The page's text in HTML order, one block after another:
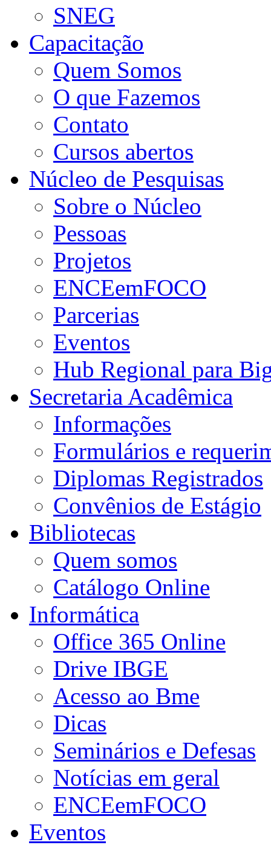
SNEG
Capacitação
Quem Somos
O que Fazemos
Contato
Cursos abertos
Núcleo de Pesquisas
Sobre o Núcleo
Pessoas
Projetos
ENCEemFOCO
Parcerias
Eventos
Hub Regional para
Secretaria Acadêmica
Informações
Formulários e
Diplomas Registrados
Convênios de Estágio
Bibliotecas
Quem somos
Catálogo Online
Informática
Office 365 Online
Drive IBGE
Acesso ao Bme
Dicas
Seminários e Defesas
Notícias em geral
ENCEemFOCO
Eventos